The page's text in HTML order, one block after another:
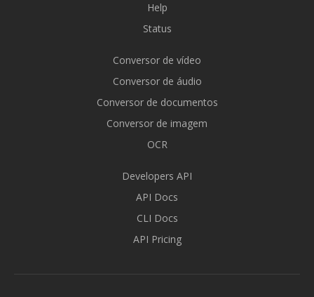
Help
Status
Conversor de vídeo
Conversor de áudio
Conversor de documentos
Conversor de imagem
OCR
Developers API
API Docs
CLI Docs
API Pricing